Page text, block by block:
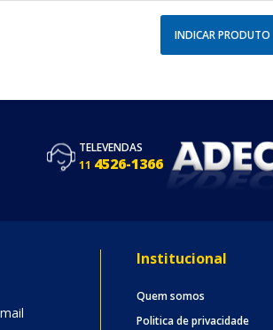
INDICAR PRODUTO
TELEVENDAS
11 4526-1366
Institucional
Quem somos
Politica de privacidade